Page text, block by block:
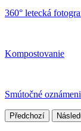
360° letecká
Kompostovanie
Smútočné
Předchozí